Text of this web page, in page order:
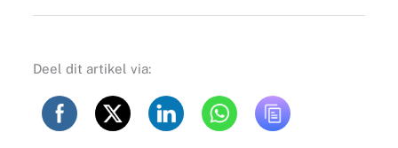
Deel dit artikel via: